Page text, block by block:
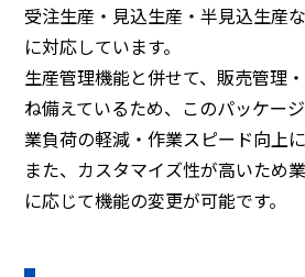
受注生産・見込生産・半見込生産
に対応しています。
生産管理機能と併せて、販売管理
ね備えているため、このパッケー
業負荷の軽減・作業スピード向上に
また、カスタマイズ性が高いため
に応じて機能の変更が可能です。